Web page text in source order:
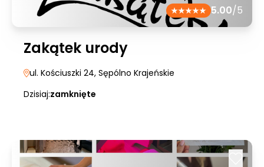
5.00/5
Zakątek urody
ul. Kościuszki 24, Sępólno Krajeńskie
Dzisiaj:zamknięte